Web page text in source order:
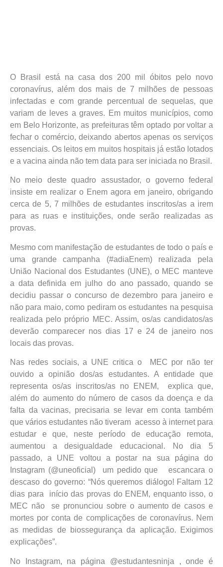
O Brasil está na casa dos 200 mil óbitos pelo novo
coronavírus, além dos mais de 7 milhões de pessoas
infectadas e com grande percentual de sequelas, que
variam de leves a graves. Em muitos municípios, como
em Belo Horizonte, as prefeituras têm optado por voltar a
fechar o comércio, deixando abertos apenas os serviços
essenciais. Os leitos em muitos hospitais já estão lotados
e a vacina ainda não tem data para ser iniciada no Brasil.
No meio deste quadro assustador, o governo federal
insiste em realizar o Enem agora em janeiro, obrigando
cerca de 5, 7 milhões de estudantes inscritos/as a irem
para as ruas e instituições, onde serão realizadas as
provas.
Mesmo com manifestação de estudantes de todo o país e
uma grande campanha (#adiaEnem) realizada pela
União Nacional dos Estudantes (UNE), o MEC manteve
a data definida em julho do ano passado, quando se
decidiu passar o concurso de dezembro para janeiro e
não para maio, como pediram os estudantes na pesquisa
realizada pelo próprio MEC. Assim, os/as candidatos/as
deverão comparecer nos dias 17 e 24 de janeiro nos
locais das provas.
Nas redes sociais, a UNE critica o MEC por não ter
ouvido a opinião dos/as estudantes. A entidade que
representa os/as inscritos/as no ENEM, explica que,
além do aumento do número de casos da doença e da
falta da vacinas, precisaria se levar em conta também
que vários estudantes não tiveram acesso à internet para
estudar e que, neste período de educação remota,
aumentou a desigualdade educacional. No dia 5
passado, a UNE voltou a postar na sua página do
Instagram (@uneoficial) um pedido que escancara o
descaso do governo: “Nós queremos diálogo! Faltam 12
dias para início das provas do ENEM, enquanto isso, o
MEC não se pronunciou sobre o aumento de casos e
mortes por conta de complicações de coronavírus. Nem
as medidas de biossegurança da aplicação. Exigimos
explicações”.
No Instagram, na página @estudantesninja , onde é